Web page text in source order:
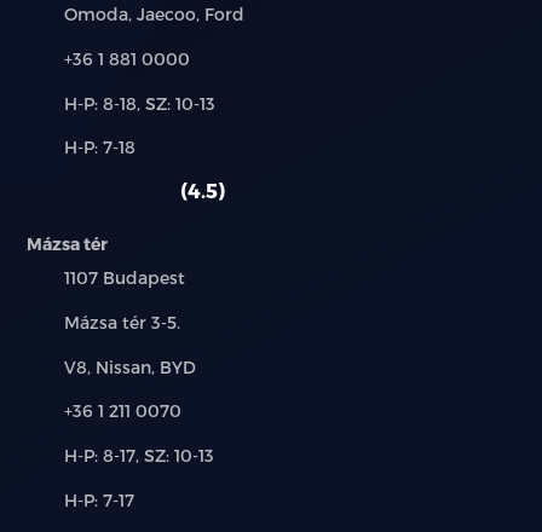
Márkák:
Omoda, Jaecoo, Ford
Telefon:
+36 1 881 0000
Új-
használt
H-P: 8-18, SZ: 10-13
Alkatrész,
H-P: 7-18
4.5
Mázsa tér
Település:
1107 Budapest
Cím:
Mázsa tér 3-5.
Márkák:
V8, Nissan, BYD
Telefon:
+36 1 211 0070
Új-
használt
H-P: 8-17, SZ: 10-13
Alkatrész,
H-P: 7-17